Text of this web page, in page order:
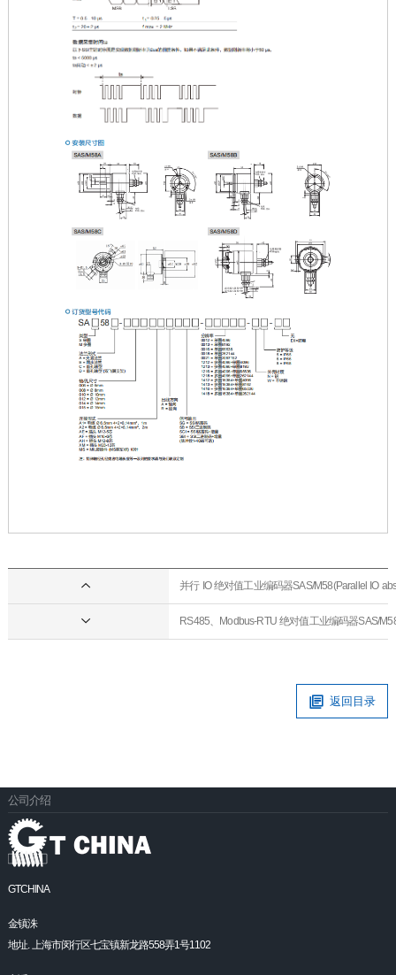
并行 IO 绝对值工业编码器SAS/M58(Parallel IO
RS485、Modbus-RTU 绝对值工业编码器SAS/
返回目录
公司介绍
GTCHINA
金镇洙
地址. 上海市闵行区七宝镇新龙路558弄1号1102